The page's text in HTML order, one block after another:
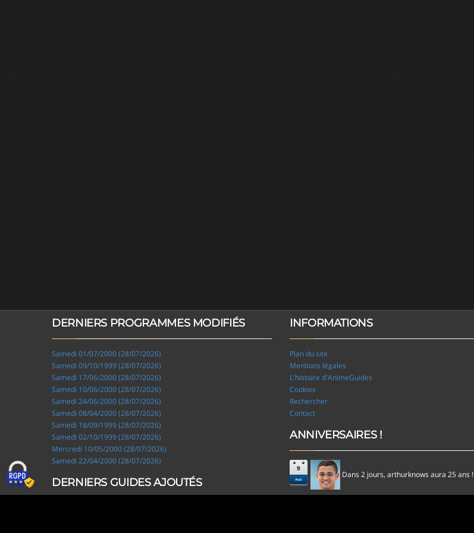
DERNIERS PROGRAMMES MODIFIÉS
Samedi 01/07/2000 (28/07/2026)
Samedi 09/10/1999 (28/07/2026)
Samedi 17/06/2000 (28/07/2026)
Samedi 10/06/2000 (28/07/2026)
Samedi 24/06/2000 (28/07/2026)
Samedi 08/04/2000 (28/07/2026)
Samedi 18/09/1999 (28/07/2026)
Samedi 02/10/1999 (28/07/2026)
Mercredi 10/05/2000 (28/07/2026)
Samedi 22/04/2000 (28/07/2026)
DERNIERS GUIDES AJOUTÉS
INFORMATIONS
Plan du site
Mentions légales
L'histoire d'AnimeGuides
Cookies
Rechercher
Contact
ANNIVERSAIRES !
9
Aoû
Dans 2 jours, arthurknows aura 25 ans !